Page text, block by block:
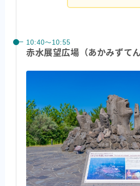
10:40〜10:55
赤水展望広場（あかみずて